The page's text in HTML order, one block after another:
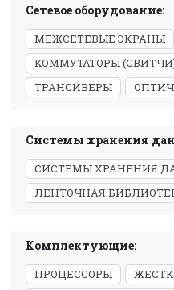
Сетевое оборудование:
МЕЖСЕТЕВЫЕ ЭКРАНЫ
КОММУТАТОРЫ
ТРАНСИВЕРЫ
Системы хранения
СИСТЕМЫ ХРАНЕНИЯ
ЛЕНТОЧНАЯ
Комплектующие:
ПРОЦЕССОРЫ